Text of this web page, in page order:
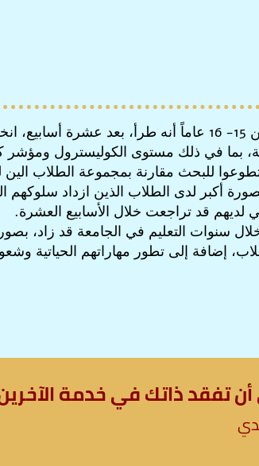
أظهر بحث أجري بين طلاب في سن 15- 16 عاماً أنه طرأ، بعد
بما في ذلك مستوى الكوليسترول ومؤشر
للبحث مقارنة بمجموعة الطلاب
أكبر لدى الطلاب الذين ازداد سلوكهم
لديهم قد تراجعت خلال الأسابيع العشرة.
سنوات التعليم في الجامعة قد زاد،
إضافة إلى تطور مهاراتهم الحياتية
تفقد ذاتك في خدمة